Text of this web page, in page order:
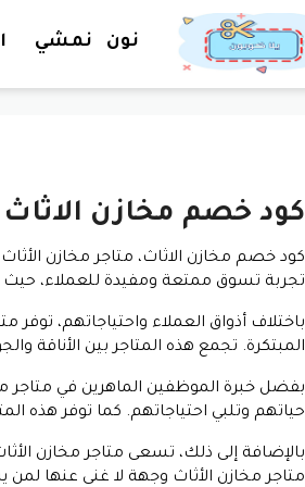
نون نمشي
كود خصم مخازن الاثاث
كود خصم مخازن الاثاث، متاجر مخازن
تجربة تسوق ممتعة ومفيدة للعملاء،
باختلاف أذواق العملاء واحتياجاتهم، توفر
المبتكرة. تجمع هذه المتاجر بين الأناقة
بفضل خبرة الموظفين الماهرين في متاجر
حياتهم وتلبي احتياجاتهم. كما توفر هذه
بالإضافة إلى ذلك، تسعى متاجر مخازن
متاجر مخازن الأثاث وجهة لا غنى عنها لمن